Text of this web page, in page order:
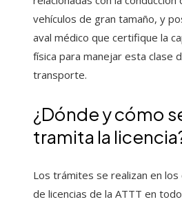
vehículos de gran tamaño, y
aval médico que certifique la
física para manejar esta clase
transporte.
¿Dónde y cómo
tramita la
Los trámites se realizan en los
de licencias de la ATTT en